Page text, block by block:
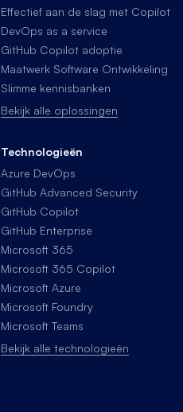
Effectief aan de slag met Copilot
DevOps as a service
GitHub Copilot adoptie
Maatwerk Software Ontwikkeling
Slimme kennisbanken
Bekijk alle oplossingen
Technologieën
Azure DevOps
GitHub Advanced Security
GitHub Copilot
GitHub Enterprise
Microsoft 365
Microsoft 365 Copilot
Microsoft Azure
Microsoft Foundry
Microsoft Teams
Bekijk alle technologieën